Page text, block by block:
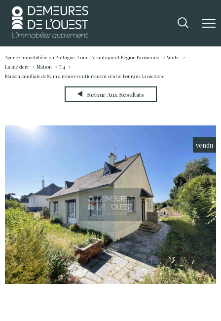
Agence immobilière en Bretagne, Loire-Atlantique et Région Parisienne
Vente
La meziere
Maison
T4
Maison familiale de 82 m a renover entierement centre bourg de la meziere
Retour Aux Résultats
vendu